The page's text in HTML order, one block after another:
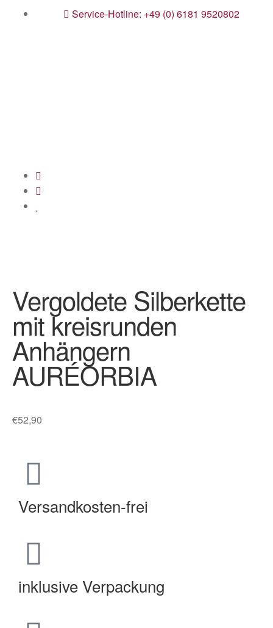
Service-Hotline: +49 (0) 6181 9520802
Vergoldete Silberkette
mit kreisrunden
Anhängern
AURÉORBIA
€52,90
Versandkosten-frei
inklusive Verpackung